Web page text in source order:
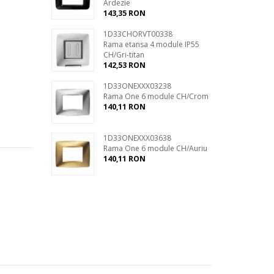
Ardezie
143,35 RON
1D33CHORVT00338
Rama etansa 4 module IP55
CH/Gri-titan
142,53 RON
1D33ONEXXX03238
Rama One 6 module CH/Crom
140,11 RON
1D33ONEXXX03638
Rama One 6 module CH/Auriu
140,11 RON